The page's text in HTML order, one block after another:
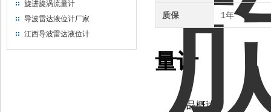
旋进旋涡流量计
导波雷达液位计厂家
江西导波雷达液位计
质保 1年
量计
产品概述：